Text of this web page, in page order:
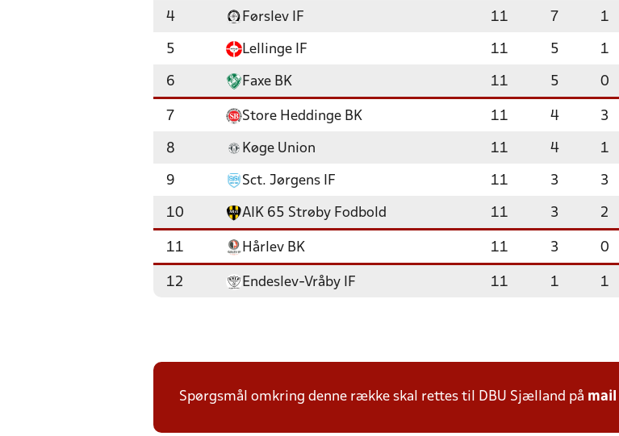
4 Førslev IF 11 7 1
5 Lellinge IF 11 5 1
6 Faxe BK 11 5 0
7 Store Heddinge BK 11 4 3
8 Køge Union 11 4 1
9 Sct. Jørgens IF 11 3 3
10 AIK 65 Strøby Fodbold 11 3 2
11 Hårlev BK 11 3 0
12 Endeslev-Vråby IF 11 1 1
Spørgsmål omkring denne række skal rettes til DBU Sjælland på mail